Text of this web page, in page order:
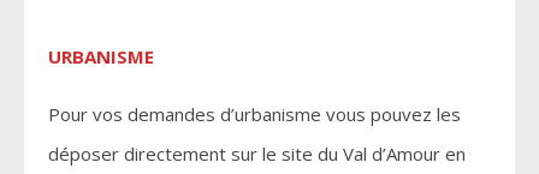
URBANISME
Pour vos demandes d’urbanisme vous pouvez les
déposer directement sur le site du Val d’Amour en